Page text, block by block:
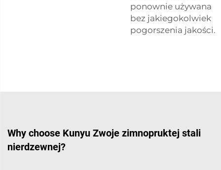
ponownie używana
bez jakiegokolwiek
pogorszenia jakości.
Why choose Kunyu Zwoje zimnopruktej stali
nierdzewnej?